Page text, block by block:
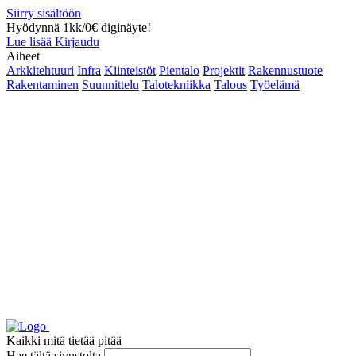
Siirry sisältöön
Hyödynnä 1kk/0€ diginäyte!
Lue lisää Kirjaudu
Aiheet
Arkkitehtuuri Infra Kiinteistöt Pientalo Projektit Rakennustuote
Rakentaminen Suunnittelu Talotekniikka Talous Työelämä
Kaikki mitä tietää pitää